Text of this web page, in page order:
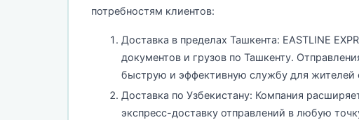
потребностям клиентов:
Доставка в пределах Ташкента: EASTLINE
документов и грузов по Ташкенту.
быструю и эффективную службу для жителей
Доставка по Узбекистану: Компания
экспресс-доставку отправлений в любую